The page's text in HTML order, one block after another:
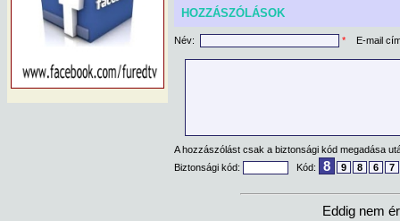
HOZZÁSZÓLÁSOK
Név: * E-mail
A hozzászólást csak a biztonsági kód megadása
Biztonsági kód:
Kód: 8 9 8 6 7
Eddig nem